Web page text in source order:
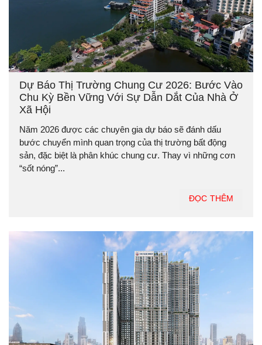
Dự Báo Thị Trường Chung Cư 2026: Bước Vào
Chu Kỳ Bền Vững Với Sự Dẫn Dắt Của Nhà Ở
Xã Hội
Năm 2026 được các chuyên gia dự báo sẽ đánh dấu
bước chuyển mình quan trọng của thị trường bất động
sản, đặc biệt là phân khúc chung cư. Thay vì những cơn
“sốt nóng”...
ĐỌC THÊM